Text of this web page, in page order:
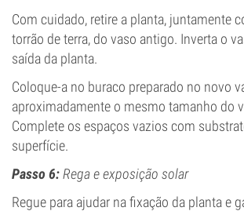
Com cuidado, retire a planta, juntamente
torrão de terra, do vaso antigo. Inverta o
saída da planta.
Coloque-a no buraco preparado no novo
aproximadamente o mesmo tamanho do
Complete os espaços vazios com
superfície.
Passo 6:Rega e exposição solar
Regue para ajudar na fixação da planta e